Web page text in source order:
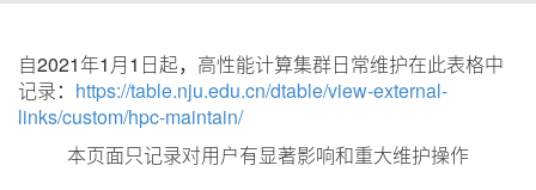
自2021年1月1日起，高性能计算集群日常维护在此表格中
记录： https://table.nju.edu.cn/dtable/view-external-
links/custom/hpc-maintain/
本页面只记录对用户有显著影响和重大维护操作